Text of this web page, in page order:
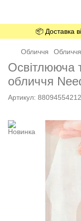
📦 Доставка
Обличчя
Освітлююча
обличчя
Артикул: